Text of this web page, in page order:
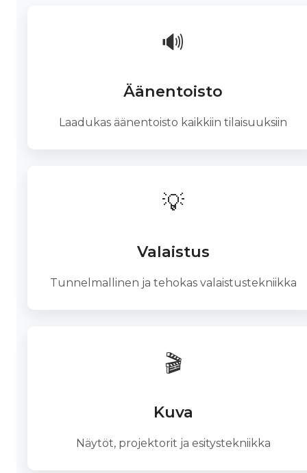
🔊
Äänentoisto
Laadukas äänentoisto kaikkiin tilaisuuksiin
💡
Valaistus
Tunnelmallinen ja tehokas valaistustekniikka
🎬
Kuva
Näytöt, projektorit ja esitystekniikka